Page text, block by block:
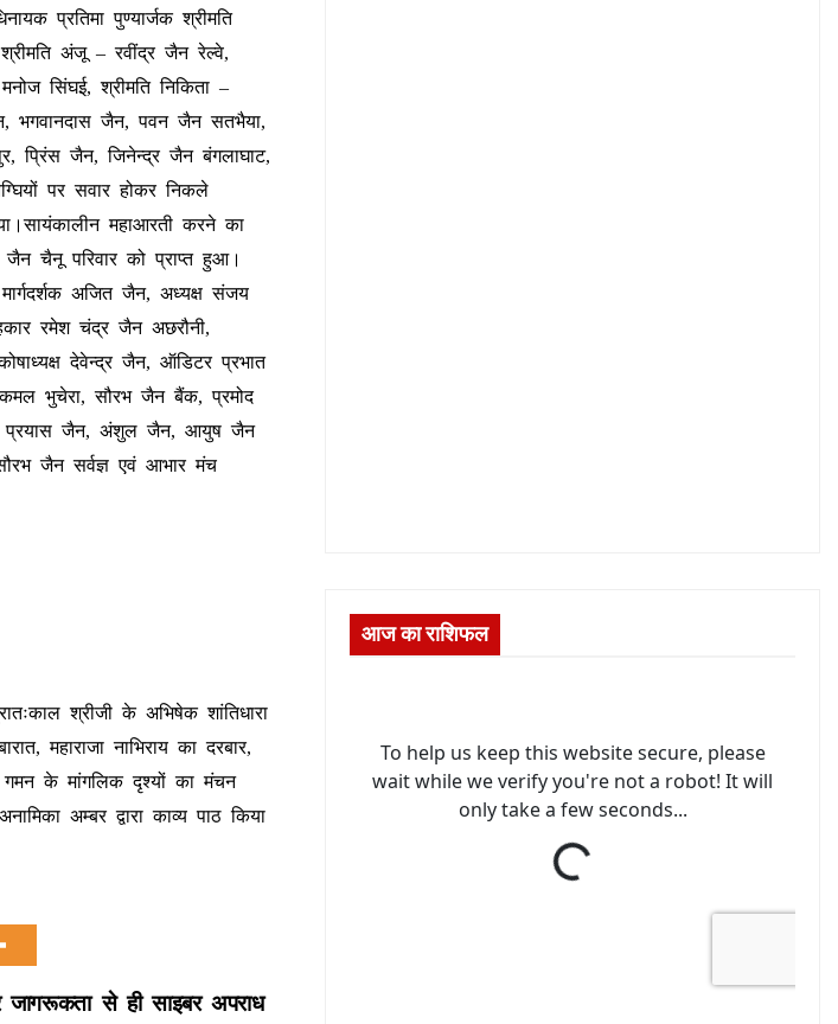
प्रतिमा पुण्यार्जक श्रीमति
अंजू – रवींद्र जैन रेल्वे,
सिंघई, श्रीमति निकिता –
भगवानदास जैन, पवन जैन सतभैया,
प्रिंस जैन, जिनेन्द्र जैन बंगलाघाट,
पर सवार होकर निकले
महाआरती करने का
चैनू परिवार को प्राप्त हुआ।
अजित जैन, अध्यक्ष संजय
रमेश चंद्र जैन अछरौनी,
देवेन्द्र जैन, ऑडिटर प्रभात
भुचेरा, सौरभ जैन बैंक, प्रमोद
प्रयास जैन, अंशुल जैन, आयुष जैन
जैन सर्वज्ञ एवं आभार मंच
श्रीजी के अभिषेक शांतिधारा
महाराजा नाभिराय का दरबार,
गमन के मांगलिक दृश्यों का मंचन
अम्बर द्वारा काव्य पाठ किया
से ही साइबर अपराध
आज का राशिफल